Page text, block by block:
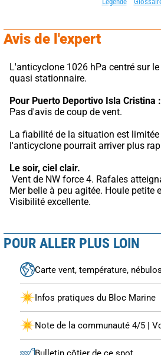
Avis de l'expert
L'anticyclone 1026 hPa centré sur
quasi stationnaire.
Pour Puerto Deportivo Isla Cristina :
Pas d'avis de coup de vent.
La fiabilité de la situation est limitée
l'anticyclone pourrait arriver plus
Le soir, ciel clair.
Mer belle à peu agitée. Houle petite
Visibilité excellente.
POUR ALLER PLUS LOIN
Carte vent, température,
Infos pratiques du Bloc Marine
Note de la communauté 4/5 |